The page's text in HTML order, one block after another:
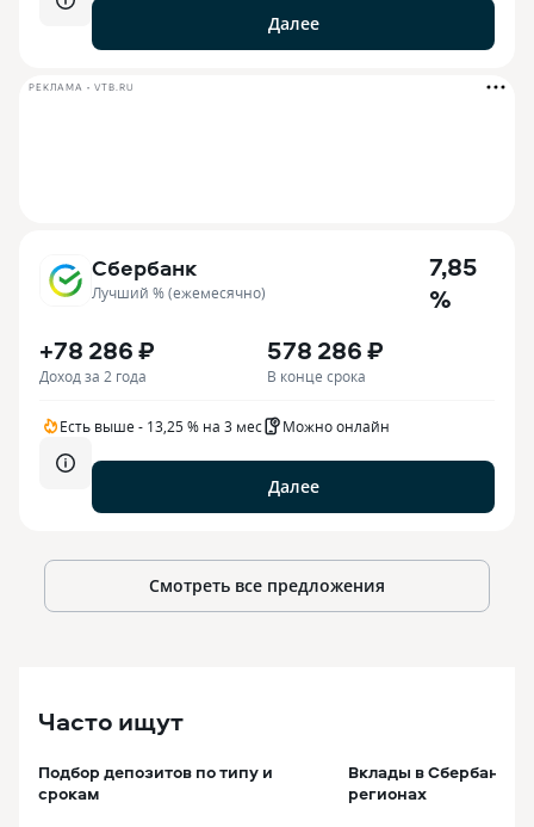
Далее
РЕКЛАМА • VTB.RU
Сбербанк
Лучший % (ежемесячно)
7,85
%
+78 286 ₽
Доход за 2 года
578 286 ₽
В конце срока
Есть выше - 13,25 % на 3 мес Можно онлайн
Далее
Смотреть все предложения
Часто ищут
Подбор депозитов по типу и
срокам
Вклады в Сбербанке
регионах